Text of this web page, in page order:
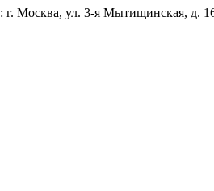
г. Москва, ул. 3-я Мытищинская, д.